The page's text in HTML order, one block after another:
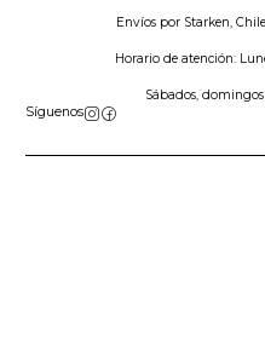
Envíos por Starken,
Horario de atención:
Sábados,
Síguenos